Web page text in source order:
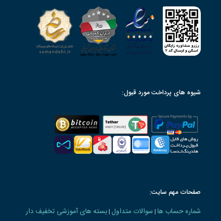
شیوه های پرداخت مورد قبول:
صفحات مهم سایت:
شماره حساب ها | سوالات متداول | بسته های آموزشی تخفیف دار